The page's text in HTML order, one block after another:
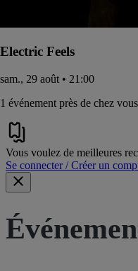
Electric Feels
sam., 29 août • 21:00
1 événement près de chez vous
Vous voulez de meilleures
Se connecter / Créer un